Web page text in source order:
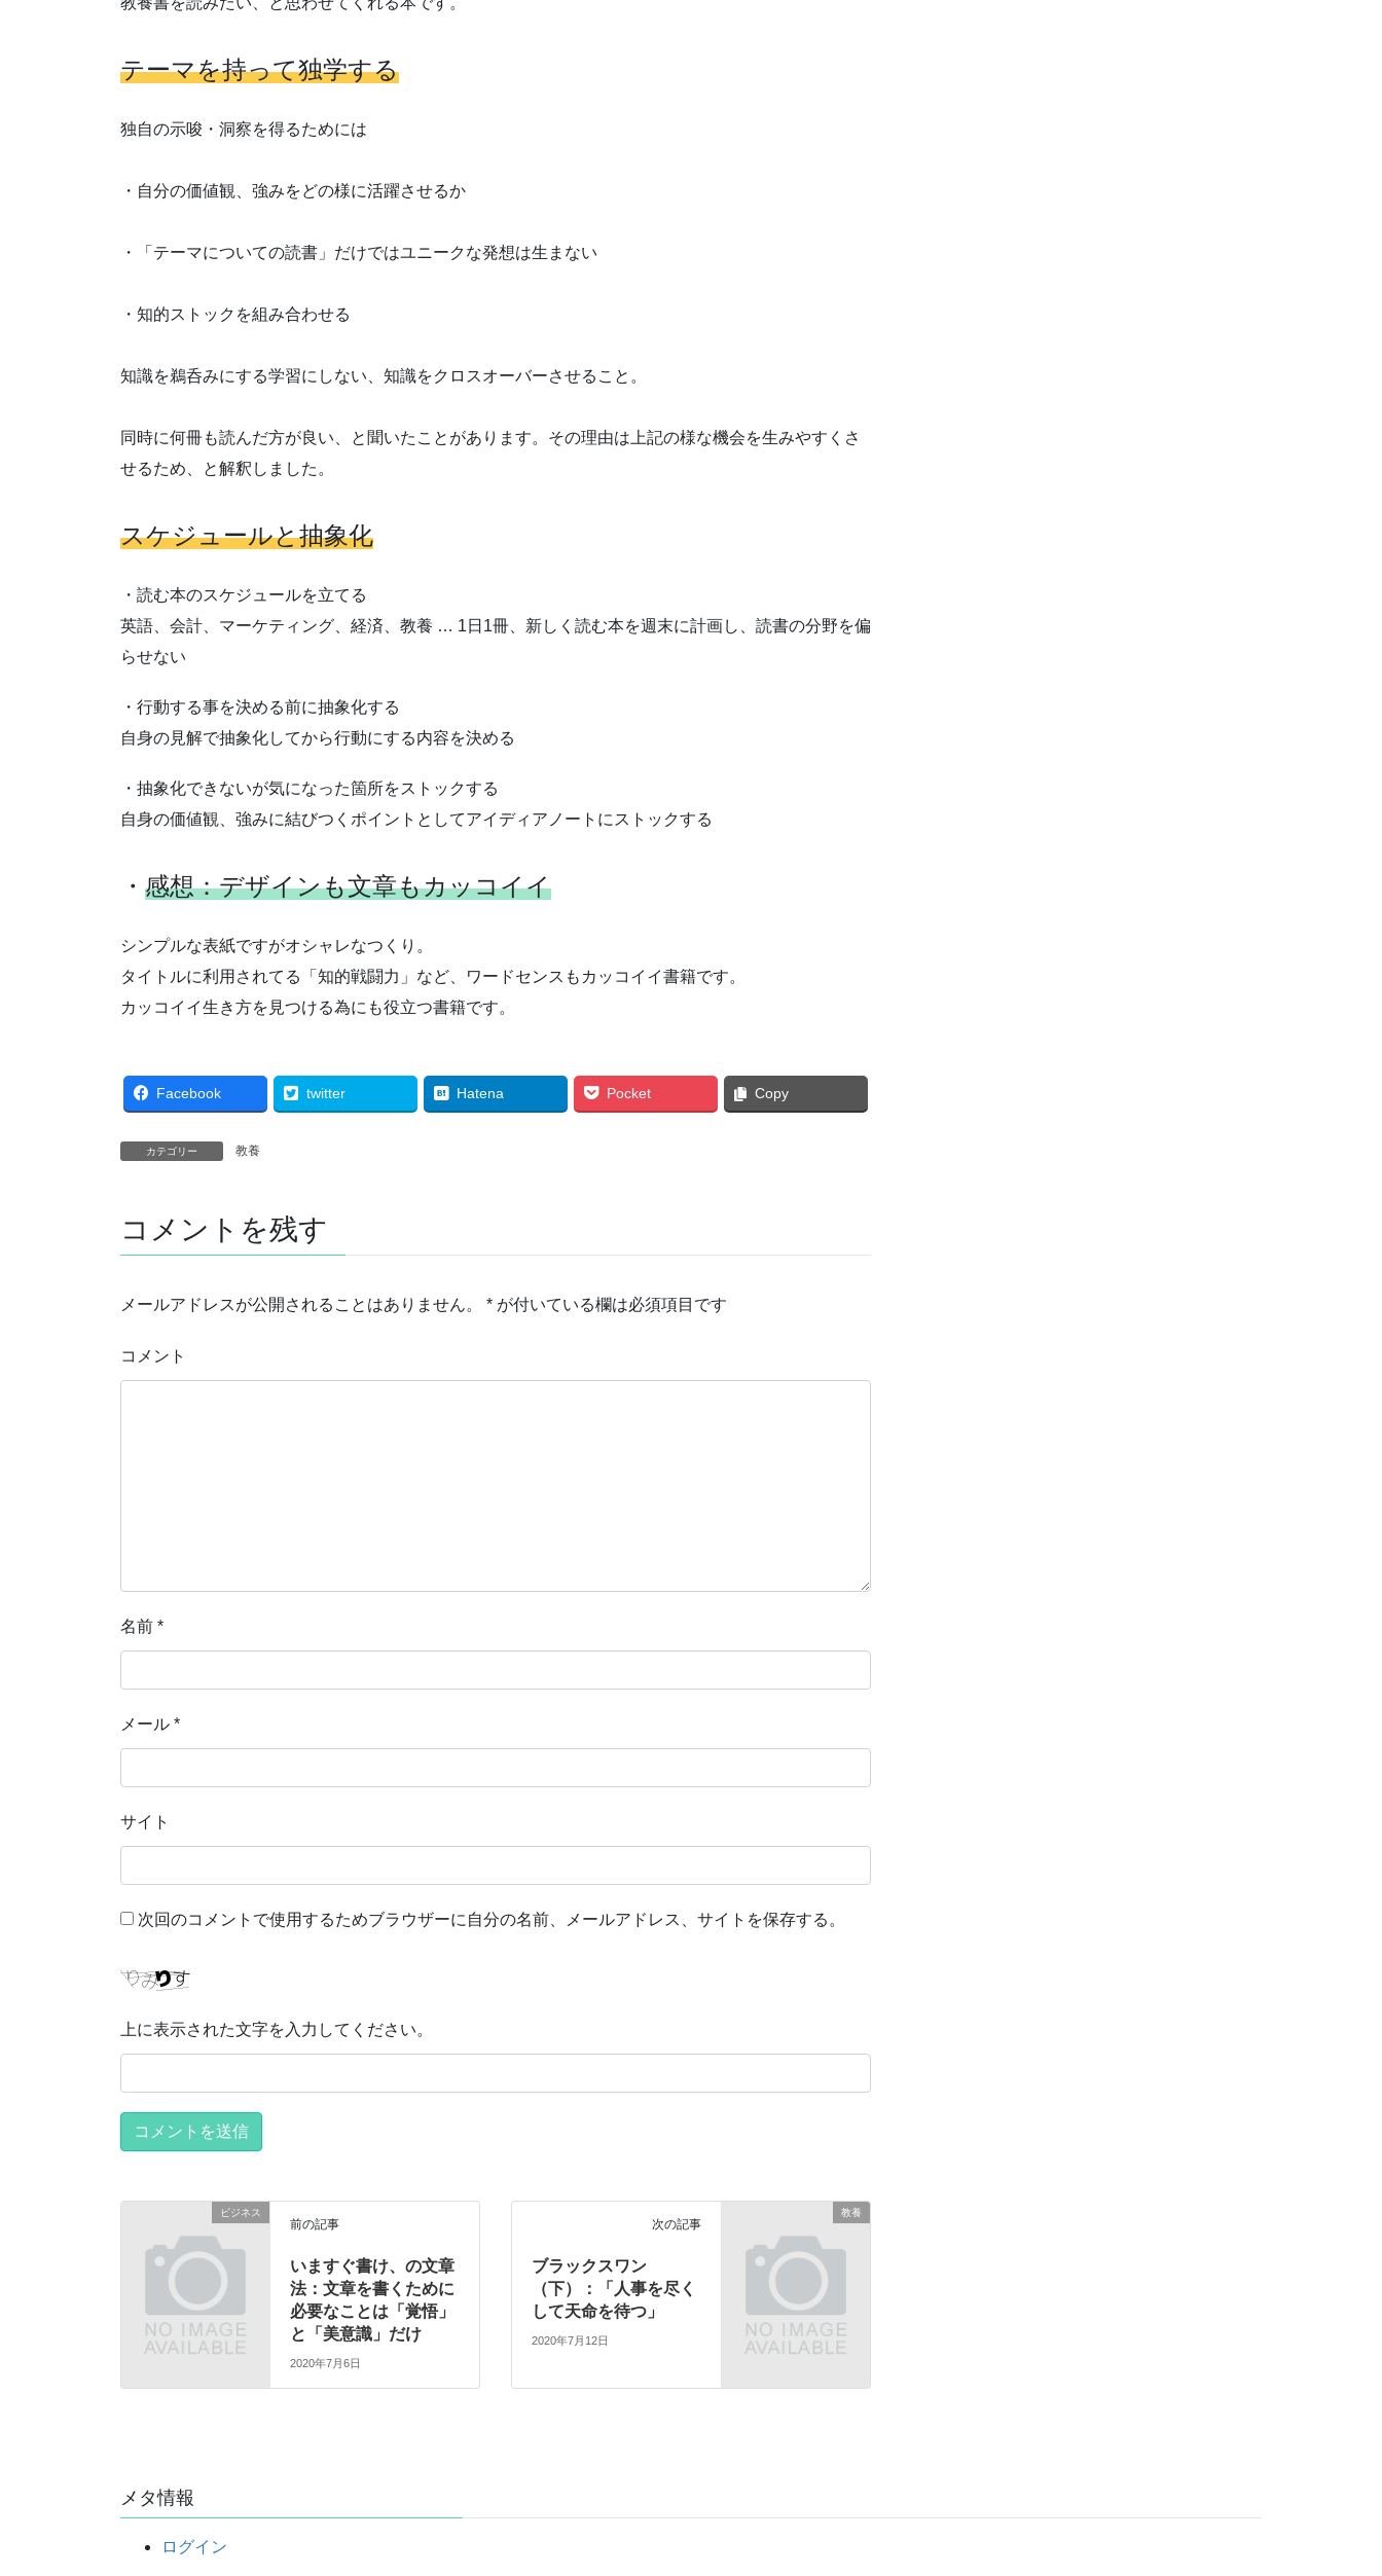
テーマを持って独学する
独自の示唆・洞察を得るためには
・自分の価値観、強みをどの様に活躍させるか
・「テーマについての読書」だけではユニークな発想は生まない
・知的ストックを組み合わせる
知識を鵜呑みにする学習にしない、知識をクロスオーバーさせること。
同時に何冊も読んだ方が良い、と聞いたことがあります。その理由は上記の様な機会を生みやすくさ
せるため、と解釈しました。
スケジュールと抽象化
・読む本のスケジュールを立てる
英語、会計、マーケティング、経済、教養 … 1日1冊、新しく読む本を週末に計画し、読書の分野を偏
らせない
・行動する事を決める前に抽象化する
自身の見解で抽象化してから行動にする内容を決める
・抽象化できないが気になった箇所をストックする
自身の価値観、強みに結びつくポイントとしてアイディアノートにストックする
・ 感想：デザインも文章もカッコイイ
シンプルな表紙ですがオシャレなつくり。
タイトルに利用されてる「知的戦闘力」など、ワードセンスもカッコイイ書籍です。
カッコイイ生き方を見つける為にも役立つ書籍です。
Facebook twitter Hatena Pocket Copy
カテゴリー 教養
コメントを残す
メールアドレスが公開されることはありません。 * が付いている欄は必須項目です
コメント
名前 *
メール *
サイト
次回のコメントで使用するためブラウザーに自分の名前、メールアドレス、サイトを保存する。
上に表示された文字を入力してください。
ビジネス
前の記事
いますぐ書け、の文章
法：文章を書くために
必要なことは「覚悟」
と「美意識」だけ
2020年7月6日
教養
次の記事
ブラックスワン
（下）：「人事を尽く
して天命を待つ」
2020年7月12日
メタ情報
ログイン